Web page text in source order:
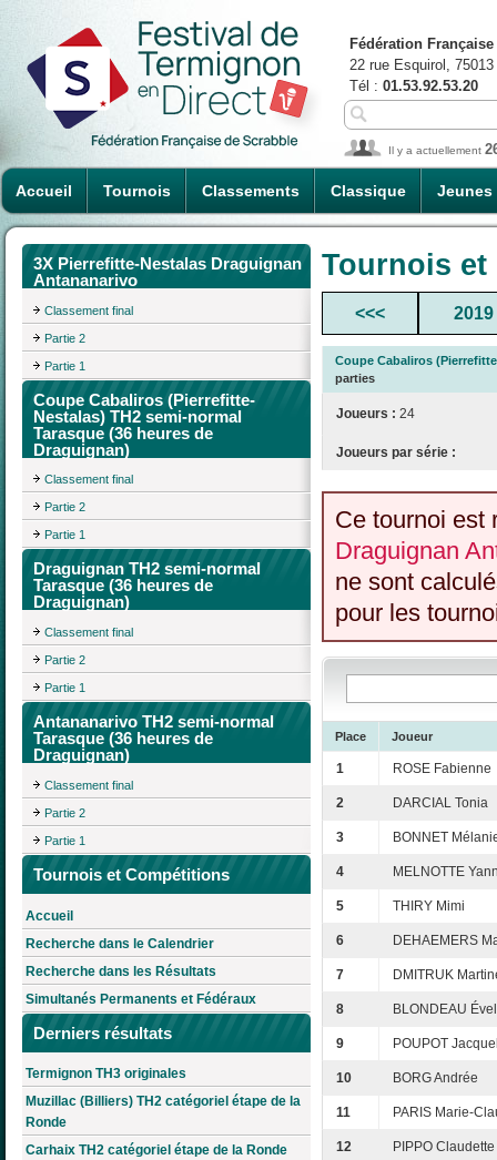
Accueil Tournois Classements Classique Jeunes
Fédération
22 rue Esquirol,
Tél : 01.53.92.53.20
Il y a actuellement
3X Pierrefitte-Nestalas Draguignan
Antananarivo
Classement final
Partie 2
Partie 1
Coupe Cabaliros (Pierrefitte-
Nestalas) TH2 semi-normal
Tarasque (36 heures de
Draguignan)
Classement final
Partie 2
Partie 1
Draguignan TH2 semi-normal
Tarasque (36 heures de
Draguignan)
Classement final
Partie 2
Partie 1
Antananarivo TH2 semi-normal
Tarasque (36 heures de
Draguignan)
Classement final
Partie 2
Partie 1
Tournois et Compétitions
Accueil
Recherche dans le Calendrier
Recherche dans les Résultats
Simultanés Permanents et Fédéraux
Derniers résultats
Termignon TH3 originales
Muzillac (Billiers) TH2 catégoriel étape de la
Ronde
Carhaix TH2 catégoriel étape de la Ronde
Tournois
<<< 2019
Coupe Cabaliros
parties
Joueurs : 24
Joueurs par série :
Ce tournoi est
Draguignan
ne sont
pour les
Place Joueur
1 ROSE Fabienne
2 DARCIAL Tonia
3 BONNET
4 MELNOTTE
5 THIRY Mimi
6 DEHAEMERS
7 DMITRUK
8 BLONDEAU
9 POUPOT
10 BORG Andrée
11 PARIS Marie-
12 PIPPO Claudette